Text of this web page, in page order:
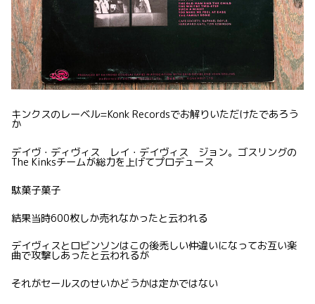
キンクスのレーベル=Konk Recordsでお解りいただけたであろう
か
デイヴ・ディヴィス レイ・デイヴィス ジョン。ゴスリングの
The Kinksチームが総力を上げてプロデュース
駄菓子菓子
結果当時600枚しか売れなかったと云われる
デイヴィスとロビンソンはこの後禿しい仲違いになってお互い楽
曲で攻撃しあったと云われるが
それがセールスのせいかどうかは定かではない